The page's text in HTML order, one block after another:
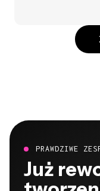
PRAWDZIWE
Już